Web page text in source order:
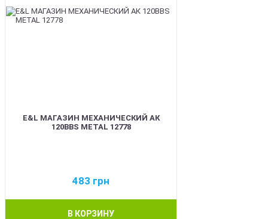
E&L МАГАЗИН МЕХАНИЧЕСКИЙ АК
120BBS METAL 12778
483 грн
В КОРЗИНУ